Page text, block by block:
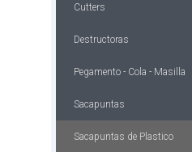
Cutters
Destructoras
Pegamento - Cola - Masilla
Sacapuntas
Sacapuntas de Plastico